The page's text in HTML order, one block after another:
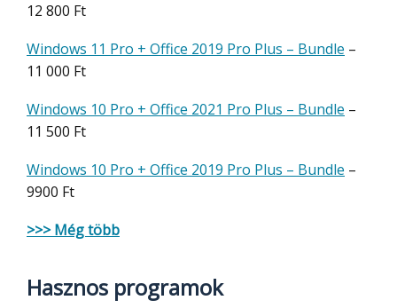
12 800 Ft
Windows 11 Pro + Office 2019 Pro Plus – Bundle –
11 000 Ft
Windows 10 Pro + Office 2021 Pro Plus – Bundle –
11 500 Ft
Windows 10 Pro + Office 2019 Pro Plus – Bundle –
9900 Ft
>>> Még több
Hasznos programok